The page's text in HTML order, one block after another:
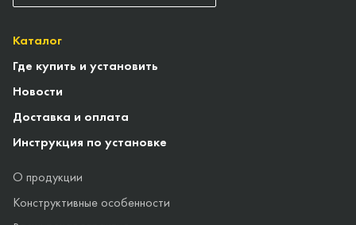
Каталог
Где купить и установить
Новости
Доставка и оплата
Инструкция по установке
О продукции
Конструктивные особенности